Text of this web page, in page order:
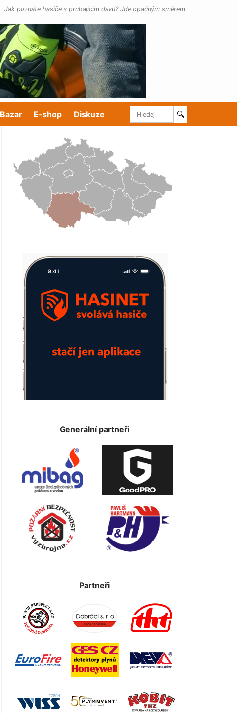
Jak poznáte hasiče v prchajícím davu? Jde opačným směrem.
Bazar E-shop Diskuze 🔍
Generální partneři
Partneři